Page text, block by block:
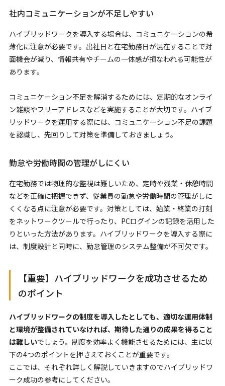
社内コミュニケーションが不足しやすい
ハイブリッドワークを導入する場合は、コミュニケーションの希
薄化に注意が必要です。出社日と在宅勤務日が混在することで対
面機会が減り、情報共有やチームの一体感が損なわれる可能性が
あります。
コミュニケーション不足を解消するためには、定期的なオンライ
ン雑談やフリーアドレスなどを実施することが大切です。ハイブ
リッドワークを運用する際には、コミュニケーション不足の課題
を認識し、先回りして対策を準備しておきましょう。
勤怠や労働時間の管理がしにくい
在宅勤務では物理的な監視は難しいため、定時や残業・休憩時間
などを正確に把握できず、従業員の勤怠や労働時間の管理がしに
くくなる点に注意が必要です。対策としては、始業・終業の打刻
をネットワークツールで行ったり、PCログインの記録を活用した
りといった方法があります。ハイブリッドワークを導入する際に
は、制度設計と同時に、勤怠管理のシステム整備が不可欠です。
【重要】ハイブリッドワークを成功させるため
のポイント
ハイブリッドワークの制度を導入したとしても、適切な運用体制
と環境が整備されていなければ、期待した通りの成果を得ること
は難しいでしょう。制度を効率よく機能させるためには、主に以
下の4つのポイントを押さえておくことが重要です。
ここでは、それぞれ詳しく解説していきますのでハイブリッドワ
ーク成功の参考にしてください。